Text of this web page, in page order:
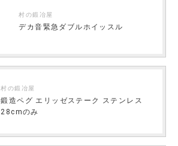
村の鍛冶屋
デカ音緊急ダブルホイッスル
村の鍛冶屋
鍛造ペグ エリッゼステーク ステンレス
28cmのみ